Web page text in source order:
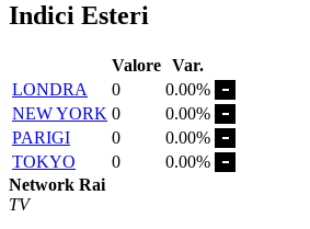
Indici Esteri
Valore Var.
LONDRA
0
0.00%
NEW YORK 0
0.00%
PARIGI
0
0.00%
TOKYO
0
0.00%
Network Rai
TV